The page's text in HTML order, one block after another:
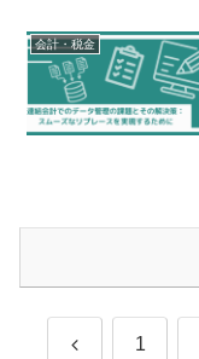
会計・税金
前 1